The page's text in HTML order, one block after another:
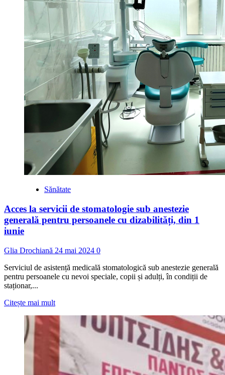
Sănătate
Acces la servicii de stomatologie sub anestezie
generală pentru persoanele cu dizabilități, din 1
iunie
Glia Drochiană 24 mai 2024 0
Serviciul de asistență medicală stomatologică sub anestezie generală
pentru persoanele cu nevoi speciale, copii și adulți, în condiții de
staționar,...
Citește mai multRead
about
Acces
la
servicii
de
stomatologie